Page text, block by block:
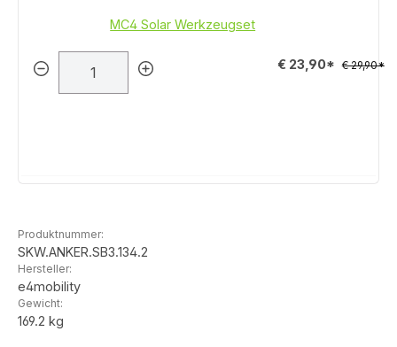
MC4 Solar Werkzeugset
€ 23,90* € 29,90*
Produktnummer:
SKW.ANKER.SB3.134.2
Hersteller:
e4mobility
Gewicht:
169.2 kg